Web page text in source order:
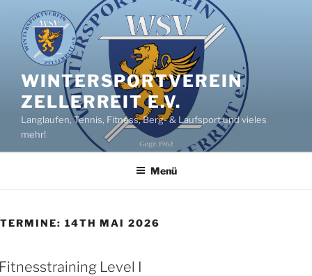
Inhalt
springen
WINTERSPORTVEREIN
ZELLERREIT E.V.
Langlaufen, Tennis, Fitness, Berg- & Laufsport und vieles
mehr!
Menü
TERMINE: 14TH MAI 2026
Level I